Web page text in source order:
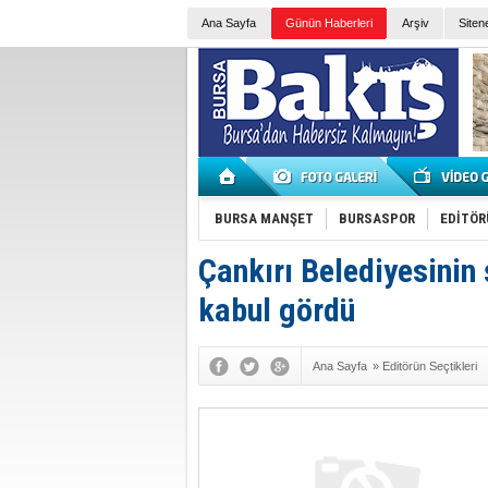
Ana Sayfa Günün Haberleri Arşiv
BURSA MANŞET BURSASPOR
Çankırı
kabul gördü
Ana Sayfa » Editörün Seçtikleri